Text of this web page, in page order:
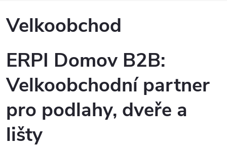
Velkoobchod
ERPI Domov B2B:
Velkoobchodní partner
pro podlahy, dveře a
lišty